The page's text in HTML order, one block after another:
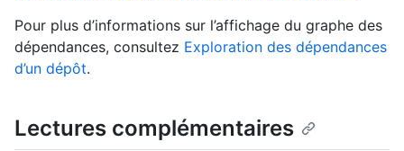
Pour plus d’informations sur l’affichage du graphe des
dépendances, consultez Exploration des dépendances
d’un dépôt.
Lectures complémentaires